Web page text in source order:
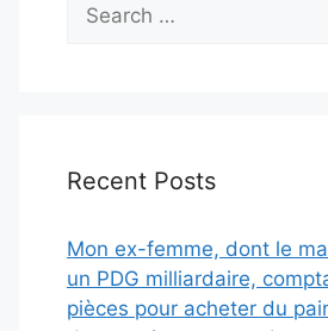
for:
Recent Posts
Mon ex-femme, dont le
un PDG milliardaire,
pièces pour acheter du